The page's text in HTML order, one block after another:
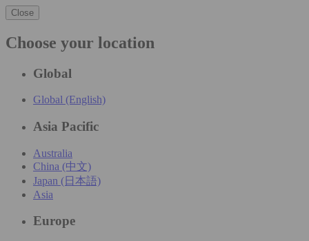
Close
Choose your location
Global
Global (English)
Asia Pacific
Australia
China (中文)
Japan (日本語)
Asia
Europe